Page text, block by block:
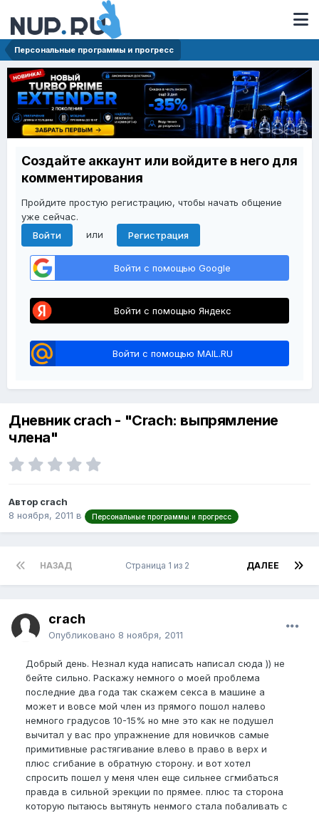
Персональные программы и прогресс
Создайте аккаунт или войдите в него для
комментирования
Пройдите простую регистрацию, чтобы начать общение
уже сейчас.
Войти
или Регистрация
Войти с помощью Google
Войти с помощью Яндекс
Войти с помощью MAIL.RU
Дневник crach - "Crach: выпрямление
члена"
Автор crach
8 ноября, 2011 в Персональные программы и прогресс
НАЗАД ДАЛЕЕ
Страница 1 из 2
crach
Опубликовано 8 ноября, 2011
Добрый день. Незнал куда написать написал сюда )) не
бейте сильно. Раскажу немного о моей проблема
последние два года так скажем секса в машине а
может и вовсе мой член из прямого пошол налево
немного градусов 10-15% но мне это как не подушел
вычитал у вас про упражнение для новичков самые
примитивные растягивание влево в право в верх и
плюс сгибание в обратную сторону. и вот хотел
спросить пошел у меня член еще сильнее сгмибаться
правда в сильной эрекции по прямее. плюс та сторона
которую пытаюсь вытянуть ненмого стала побаливать с